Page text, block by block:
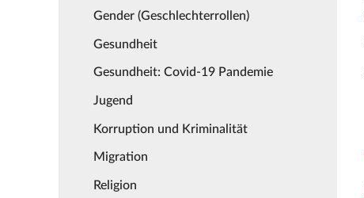
Gender (Geschlechterrollen)
Gesundheit
Gesundheit: Covid-19 Pandemie
Jugend
Korruption und Kriminalität
Migration
Religion